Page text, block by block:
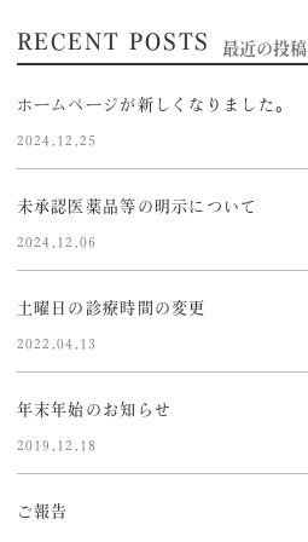
RECENT POSTS 最近の投稿
ホームページが新しくなりました。
2024.12.25
未承認医薬品等の明示について
2024.12.06
土曜日の診療時間の変更
2022.04.13
年末年始のお知らせ
2019.12.18
ご報告